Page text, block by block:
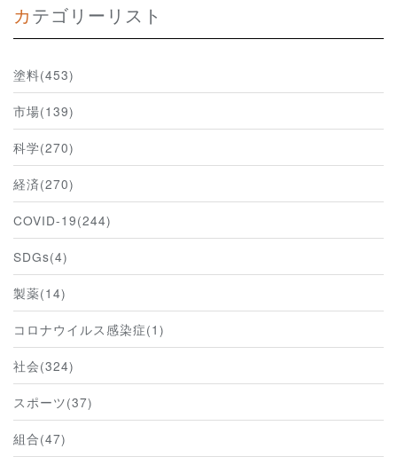
カテゴリーリスト
塗料(453)
市場(139)
科学(270)
経済(270)
COVID-19(244)
SDGs(4)
製薬(14)
コロナウイルス感染症(1)
社会(324)
スポーツ(37)
組合(47)